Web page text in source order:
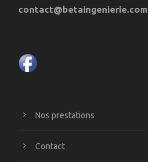
contact@betaingenierie.com
Nos prestations
Contact